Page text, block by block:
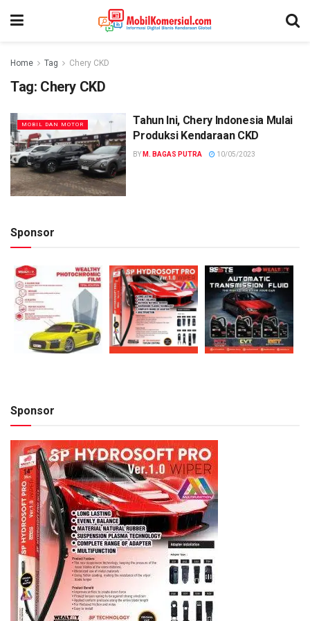
Home Tag Chery CKD
Tag: Chery CKD
MOBIL DAN MOTOR
Tahun Ini, Chery Indonesia Mulai
Produksi Kendaraan CKD
BY M. BAGAS PUTRA 10/05/2023
Sponsor
Sponsor